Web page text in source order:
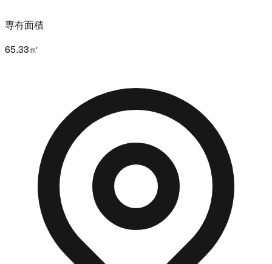
専有面積
65.33㎡